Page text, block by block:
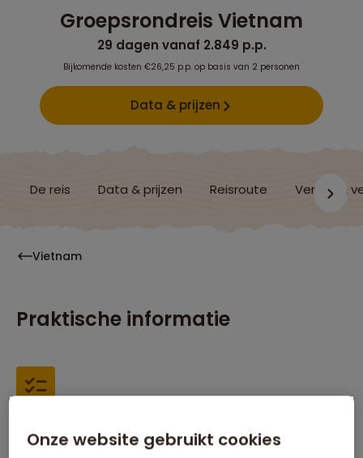
Groepsrondreis Vietnam
29 dagen vanaf 2.849 p.p.
Bijkomende kosten €26,25 p.p. op basis van 2 personen
Data & prijzen
De reis Data & prijzen Reisroute Verblijf &
Vietnam
Praktische informatie
Inbegrepen in de reissom
Onze website gebruikt cookies